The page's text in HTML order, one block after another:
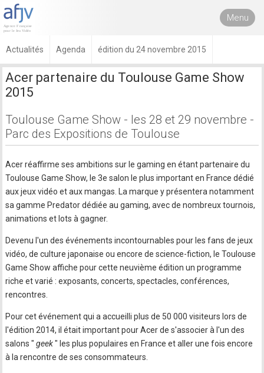
Menu
Actualités Agenda édition du 24 novembre 2015
Acer partenaire du Toulouse Game Show
2015
Toulouse Game Show - les 28 et 29 novembre -
Parc des Expositions de Toulouse
Acer réaffirme ses ambitions sur le gaming en étant partenaire du
Toulouse Game Show, le 3e salon le plus important en France dédié
aux jeux vidéo et aux mangas. La marque y présentera notamment
sa gamme Predator dédiée au gaming, avec de nombreux tournois,
animations et lots à gagner.
Devenu l'un des événements incontournables pour les fans de jeux
vidéo, de culture japonaise ou encore de science-fiction, le Toulouse
Game Show affiche pour cette neuvième édition un programme
riche et varié : exposants, concerts, spectacles, conférences,
rencontres.
Pour cet événement qui a accueilli plus de 50 000 visiteurs lors de
l'édition 2014, il était important pour Acer de s'associer à l'un des
salons " geek" les plus populaires en France et aller une fois encore
à la rencontre de ses consommateurs.